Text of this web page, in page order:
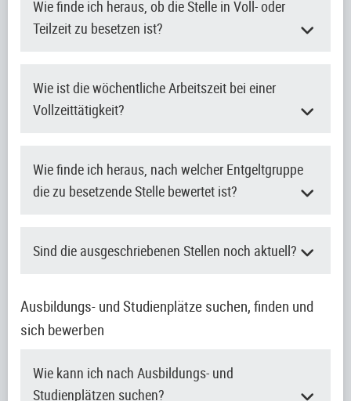
Wie finde ich heraus, ob die Stelle in Voll- oder
Teilzeit zu besetzen ist?
Wie ist die wöchentliche Arbeitszeit bei einer
Vollzeittätigkeit?
Wie finde ich heraus, nach welcher Entgeltgruppe
die zu besetzende Stelle bewertet ist?
Sind die ausgeschriebenen Stellen noch aktuell?
Ausbildungs- und Studienplätze suchen, finden und
sich bewerben
Wie kann ich nach Ausbildungs- und
Studienplätzen suchen?